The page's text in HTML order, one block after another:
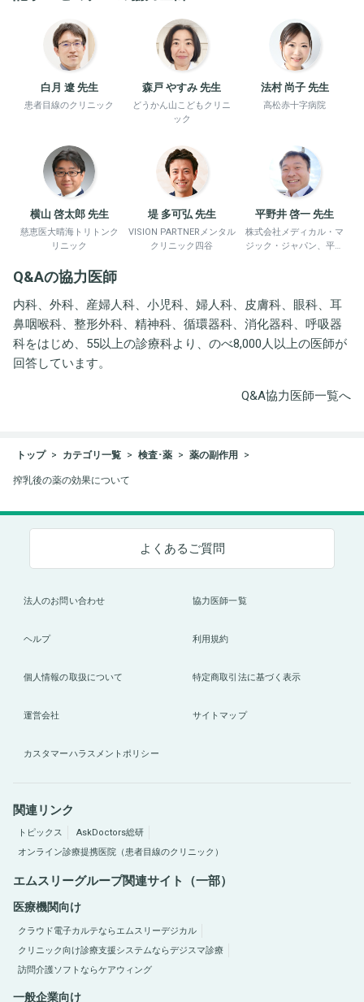
白月 遼 先生
患者目線のクリニック
森戸 やすみ 先生
どうかん山こどもクリニ
ック
法村 尚子 先生
高松赤十字病院
横山 啓太郎 先生
慈恵医大晴海トリトンク
リニック
堤 多可弘 先生
VISION PARTNERメンタル
クリニック四谷
平野井 啓一 先生
株式会社メディカル・マ
ジック・ジャパン、平野
Q&Aの協力医師
内科、外科、産婦人科、小児科、婦人科、皮膚科、眼科、耳
鼻咽喉科、整形外科、精神科、循環器科、消化器科、呼吸器
科をはじめ、55以上の診療科より、のべ8,000人以上の医師が
回答しています。
Q&A協力医師一覧へ
トップ カテゴリ一覧 検査･薬 薬の副作用
搾乳後の薬の効果について
よくあるご質問
法人のお問い合わせ 協力医師一覧
ヘルプ 利用規約
個人情報の取扱について 特定商取引法に基づく表示
運営会社 サイトマップ
カスタマーハラスメントポリシー
関連リンク
トピックス
AskDoctors総研
オンライン診療提携医院（患者目線のクリニック）
エムスリーグループ関連サイト（一部）
医療機関向け
クラウド電子カルテならエムスリーデジカル
クリニック向け診療支援システムならデジスマ診療
訪問介護ソフトならケアウィング
一般企業向け